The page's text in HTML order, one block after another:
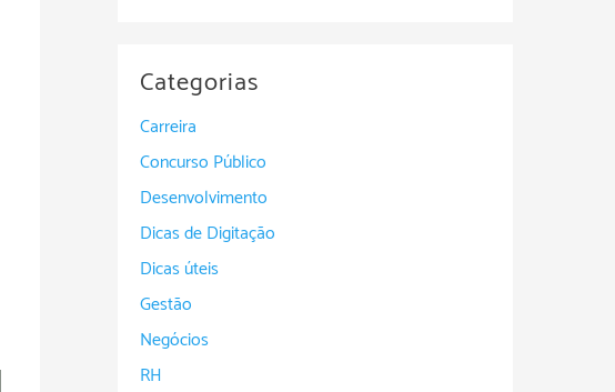
Categorias
Carreira
Concurso Público
Desenvolvimento
Dicas de Digitação
Dicas úteis
Gestão
Negócios
RH